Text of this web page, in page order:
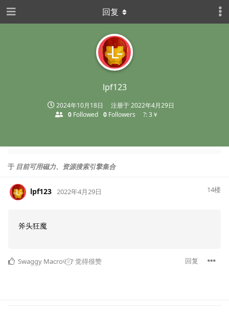
L
lpf123
2024年10月18日 注册于2022年4月29日
0 Followed 0 Followers ?: 3￥
回复
于 目前可用磁力、资源搜索引擎集合
L lpf123 2022年4月29日 14楼
斧头狂魔
回复
Swaggy Macro୧⍤⃝?觉得很赞